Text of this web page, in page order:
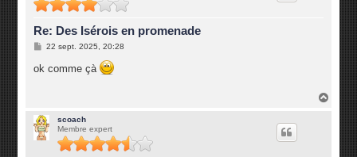
Re: Des Isérois en promenade
M
s
22 sept. 2025, 20:28
ok comme çà
scoach
Membre expert